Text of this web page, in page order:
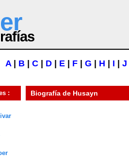
A| B C D E F G H I J
:
Biografía de Husayn